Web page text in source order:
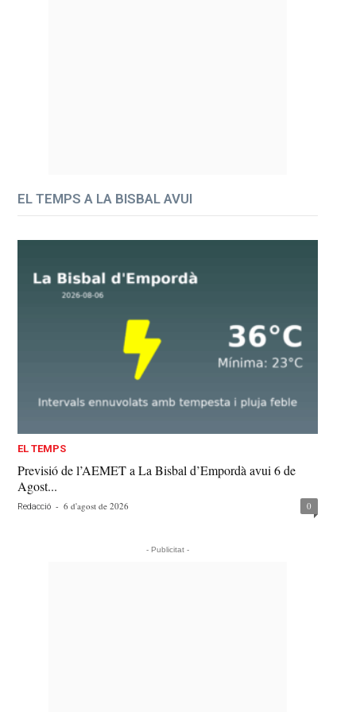
EL TEMPS A LA BISBAL AVUI
EL TEMPS
Previsió de l’AEMET a La Bisbal d’Empordà avui 6 de
Agost...
Redacció - 6 d'agost de 2026 0
- Publicitat -